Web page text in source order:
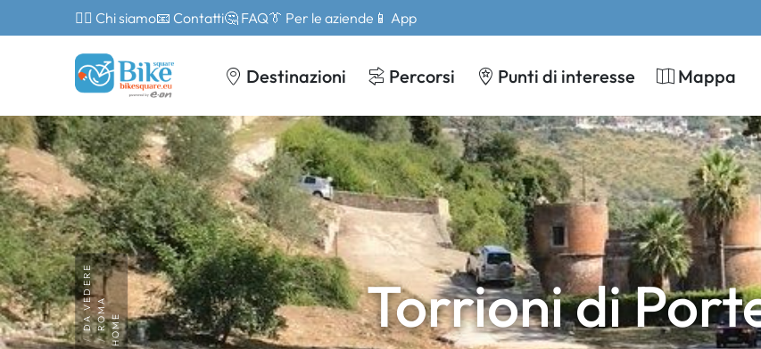
🙎‍♂️ Chi siamo📧 Contatti🤔 FAQ👔 Per le aziende 📱 App
Destinazioni Percorsi Punti di interesse Mappa
Torrioni di
HOME
ROMA
DA VEDERE